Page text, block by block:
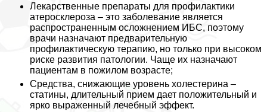
Лекарственные препараты для профилактики
атеросклероза – это заболевание является
распространенным осложнением ИБС, поэтому
врачи назначают предварительную
профилактическую терапию, но только при высоком
риске развития патологии. Чаще их назначают
пациентам в пожилом возрасте;
Средства, снижающие уровень холестерина –
статины, длительный прием дает положительный и
ярко выраженный лечебный эффект.